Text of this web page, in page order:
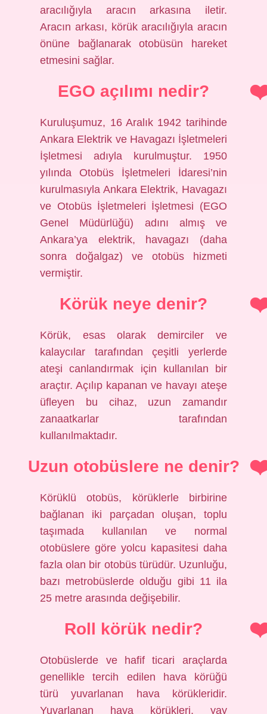
aracılığıyla aracın arkasına iletir.
Aracın arkası, körük aracılığıyla aracın
önüne bağlanarak otobüsün hareket
etmesini sağlar.
EGO açılımı nedir?
Kuruluşumuz, 16 Aralık 1942 tarihinde
Ankara Elektrik ve Havagazı İşletmeleri
İşletmesi adıyla kurulmuştur. 1950
yılında Otobüs İşletmeleri İdaresi’nin
kurulmasıyla Ankara Elektrik, Havagazı
ve Otobüs İşletmeleri İşletmesi (EGO
Genel Müdürlüğü) adını almış ve
Ankara’ya elektrik, havagazı (daha
sonra doğalgaz) ve otobüs hizmeti
vermiştir.
Körük neye denir?
Körük, esas olarak demirciler ve
kalaycılar tarafından çeşitli yerlerde
ateşi canlandırmak için kullanılan bir
araçtır. Açılıp kapanan ve havayı ateşe
üfleyen bu cihaz, uzun zamandır
zanaatkarlar tarafından
kullanılmaktadır.
Uzun otobüslere ne denir?
Körüklü otobüs, körüklerle birbirine
bağlanan iki parçadan oluşan, toplu
taşımada kullanılan ve normal
otobüslere göre yolcu kapasitesi daha
fazla olan bir otobüs türüdür. Uzunluğu,
bazı metrobüslerde olduğu gibi 11 ila
25 metre arasında değişebilir.
Roll körük nedir?
Otobüslerde ve hafif ticari araçlarda
genellikle tercih edilen hava körüğü
türü yuvarlanan hava körükleridir.
Yuvarlanan hava körükleri, yay